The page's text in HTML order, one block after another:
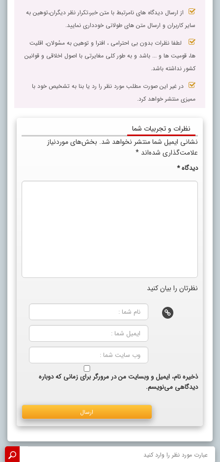
از ارسال دیدگاه های نامرتبط با متن خبر،تکرار نظر دیگران،توهین به
سایر کاربران و ارسال متن های طولانی خودداری نمایید.
لطفا نظرات بدون بی احترامی ، افترا و توهین به مسٔولان، اقلیت
ها، قومیت ها و ... باشد و به طور کلی مغایرتی با اصول اخلاقی و قوانین
کشور نداشته باشد.
در غیر این صورت مطلب مورد نظر را رد یا بنا به تشخیص خود با
ممیزی منتشر خواهد کرد.
نظرات و تجربیات شما
نشانی ایمیل شما منتشر نخواهد شد. بخش‌های موردنیاز
علامت‌گذاری شده‌اند *
دیدگاه*
نظرتان را بیان کنید
ذخیره نام، ایمیل و وبسایت من در مرورگر برای زمانی که دوباره
دیدگاهی می‌نویسم.